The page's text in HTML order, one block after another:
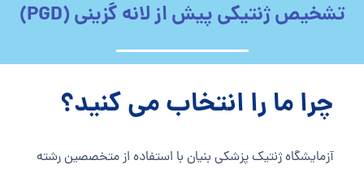
تشخیص ژنتیکی پیش از لانه گزینی (PGD)
چرا ما را انتخاب می کنید؟
آزمايشگاه ژنتيک پزشكی بنيان با استفاده از متخصصين رشته